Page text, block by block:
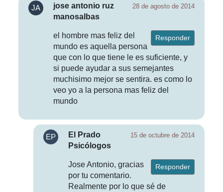
28 de agosto de 2014
jose antonio ruz
manosalbas
Responder
el hombre mas feliz del
mundo es aquella persona
que con lo que tiene le es suficiente, y
si puede ayudar a sus semejantes
muchisimo mejor se sentira. es como lo
veo yo a la persona mas feliz del
mundo
15 de octubre de 2014
El Prado
Psicólogos
Responder
Jose Antonio, gracias
por tu comentario.
Realmente por lo que sé de